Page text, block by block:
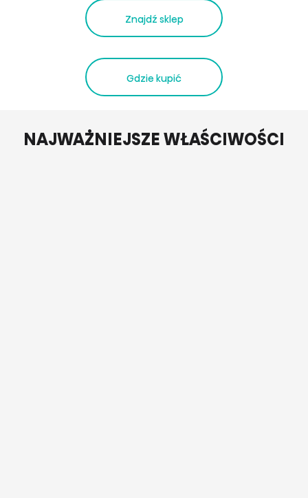
Znajdź sklep
Gdzie kupić
NAJWAŻNIEJSZE WŁAŚCIWOŚCI